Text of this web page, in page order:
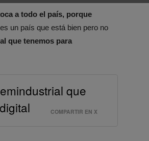
a todo el país, porque
un país que está bien pero no
que tenemos para
que
COMPARTIR EN X